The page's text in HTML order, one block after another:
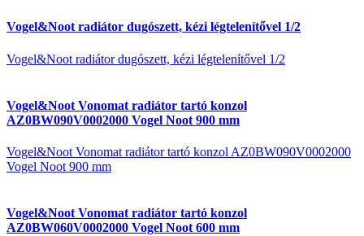
Vogel&Noot radiátor dugószett, kézi légtelenítővel 1/2
Vogel&Noot radiátor dugószett, kézi légtelenítővel 1/2
Vogel&Noot Vonomat radiátor tartó konzol
AZ0BW090V0002000 Vogel Noot 900 mm
Vogel&Noot Vonomat radiátor tartó konzol AZ0BW090V0002000
Vogel Noot 900 mm
Vogel&Noot Vonomat radiátor tartó konzol
AZ0BW060V0002000 Vogel Noot 600 mm